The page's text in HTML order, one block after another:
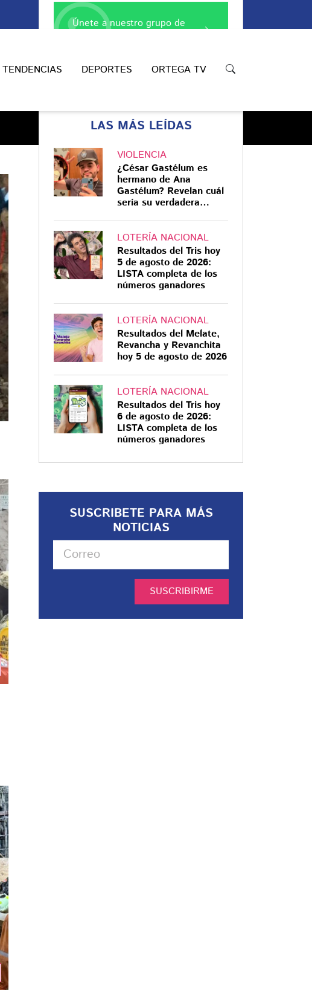
TENDENCIAS DEPORTES ORTEGA TV
Compartir
33 DÍAS
Así localizaron a Isidro
Beltrán, el último
minero atrapado en
Sinaloa
Leandro Isidro Beltrán Reséndiz,
último trabajador atrapado en la
rescate
Únete a nuestro grupo de
LAS MÁS LEÍDAS
VIOLENCIA
¿César Gastélum es
hermano de Ana
Gastélum? Revelan cuál
sería su verdadera
LOTERÍA NACIONAL
Resultados del Tris hoy
5 de agosto de 2026:
LISTA completa de los
números ganadores
LOTERÍA NACIONAL
Resultados del Melate,
Revancha y Revanchita
hoy 5 de agosto de 2026
LOTERÍA NACIONAL
Resultados del Tris hoy
6 de agosto de 2026:
LISTA completa de los
números ganadores
SUSCRIBETE PARA MÁS
NOTICIAS
SUSCRIBIRME